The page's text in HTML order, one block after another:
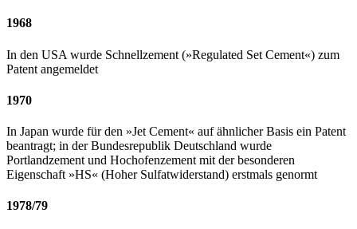
1968
In den USA wurde Schnellzement (»Regulated Set Cement«) zum
Patent angemeldet
1970
In Japan wurde für den »Jet Cement« auf ähnlicher Basis ein Patent
beantragt; in der Bundesrepublik Deutschland wurde
Portlandzement und Hochofenzement mit der besonderen
Eigenschaft »HS« (Hoher Sulfatwiderstand) erstmals genormt
1978/79